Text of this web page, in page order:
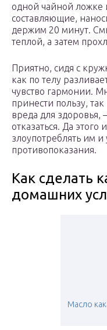
одной чайной
составляющие,
держим 20 минут.
теплой, а затем
Приятно, сидя с
как по телу
чувство гармонии.
принести пользу,
вреда для здоровья,
отказаться. Да
злоупотреблять им
противопоказания.
Как сделать
домашних
Масло